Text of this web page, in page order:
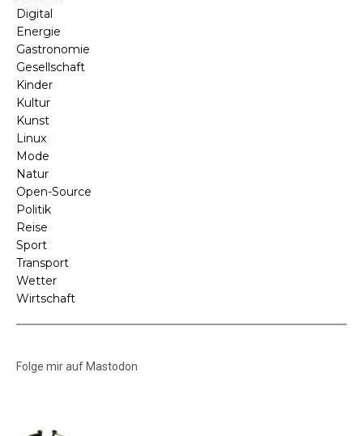
Digital
Energie
Gastronomie
Gesellschaft
Kinder
Kultur
Kunst
Linux
Mode
Natur
Open-Source
Politik
Reise
Sport
Transport
Wetter
Wirtschaft
Folge mir auf Mastodon